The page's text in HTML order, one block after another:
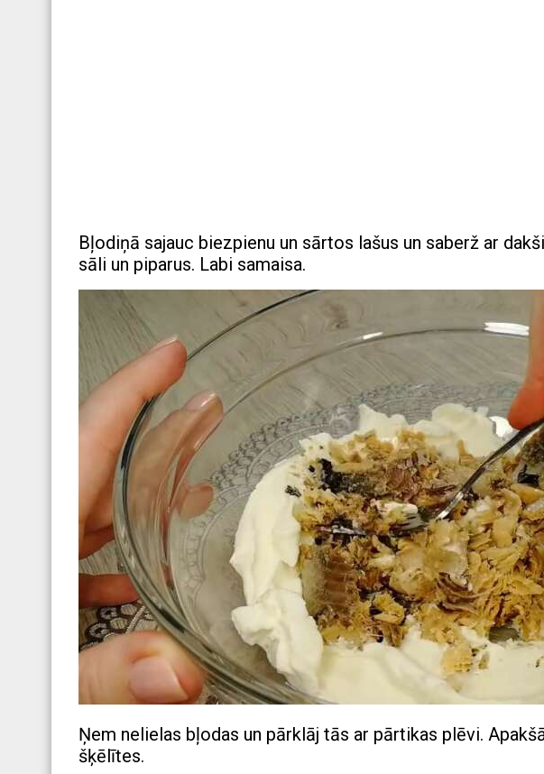
Bļodiņā sajauc biezpienu un sārtos lašus un saberž ar
sāli un piparus. Labi samaisa.
Ņem nelielas bļodas un pārklāj tās ar pārtikas plēvi.
šķēlītes.